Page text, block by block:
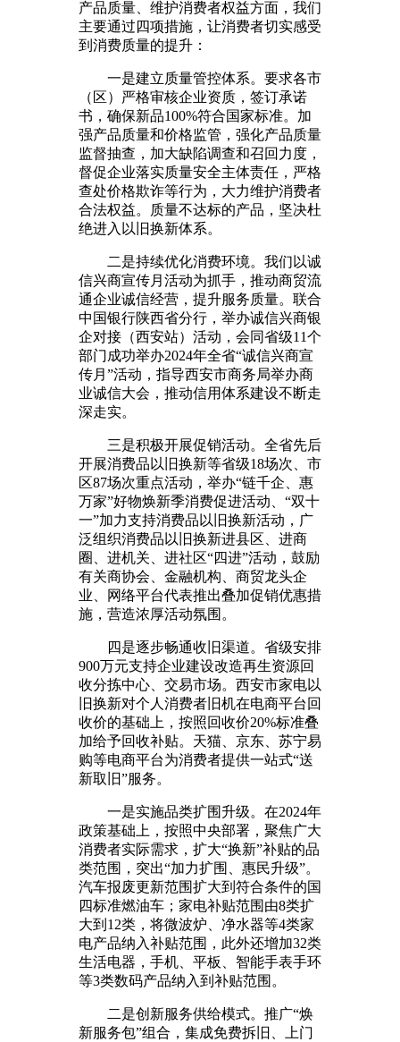
产品质量、维护消费者权益方面，我们
主要通过四项措施，让消费者切实感受
到消费质量的提升：
一是建立质量管控体系。要求各市
（区）严格审核企业资质，签订承诺
书，确保新品100%符合国家标准。加
强产品质量和价格监管，强化产品质量
监督抽查，加大缺陷调查和召回力度，
督促企业落实质量安全主体责任，严格
查处价格欺诈等行为，大力维护消费者
合法权益。质量不达标的产品，坚决杜
绝进入以旧换新体系。
二是持续优化消费环境。我们以诚
信兴商宣传月活动为抓手，推动商贸流
通企业诚信经营，提升服务质量。联合
中国银行陕西省分行，举办诚信兴商银
企对接（西安站）活动，会同省级11个
部门成功举办2024年全省“诚信兴商宣
传月”活动，指导西安市商务局举办商
业诚信大会，推动信用体系建设不断走
深走实。
三是积极开展促销活动。全省先后
开展消费品以旧换新等省级18场次、市
区87场次重点活动，举办“链千企、惠
万家”好物焕新季消费促进活动、“双十
一”加力支持消费品以旧换新活动，广
泛组织消费品以旧换新进县区、进商
圈、进机关、进社区“四进”活动，鼓励
有关商协会、金融机构、商贸龙头企
业、网络平台代表推出叠加促销优惠措
施，营造浓厚活动氛围。
四是逐步畅通收旧渠道。省级安排
900万元支持企业建设改造再生资源回
收分拣中心、交易市场。西安市家电以
旧换新对个人消费者旧机在电商平台回
收价的基础上，按照回收价20%标准叠
加给予回收补贴。天猫、京东、苏宁易
购等电商平台为消费者提供一站式“送
新取旧”服务。
一是实施品类扩围升级。在2024年
政策基础上，按照中央部署，聚焦广大
消费者实际需求，扩大“换新”补贴的品
类范围，突出“加力扩围、惠民升级”。
汽车报废更新范围扩大到符合条件的国
四标准燃油车；家电补贴范围由8类扩
大到12类，将微波炉、净水器等4类家
电产品纳入补贴范围，此外还增加32类
生活电器，手机、平板、智能手表手环
等3类数码产品纳入到补贴范围。
二是创新服务供给模式。推广“焕
新服务包”组合，集成免费拆旧、上门